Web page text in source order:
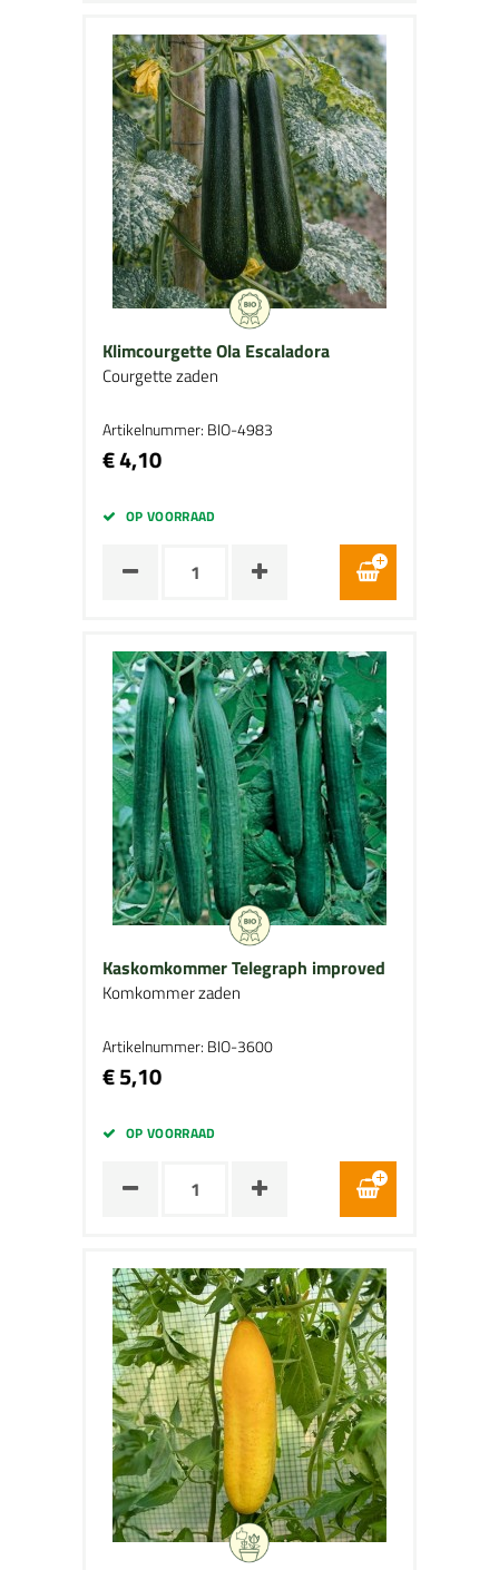
Klimcourgette Ola Escaladora
Courgette zaden
Artikelnummer: BIO-4983
€ 4,10
OP VOORRAAD
Kaskomkommer Telegraph improved
Komkommer zaden
Artikelnummer: BIO-3600
€ 5,10
OP VOORRAAD